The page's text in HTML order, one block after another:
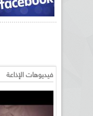
فيديوهات الإذاعة